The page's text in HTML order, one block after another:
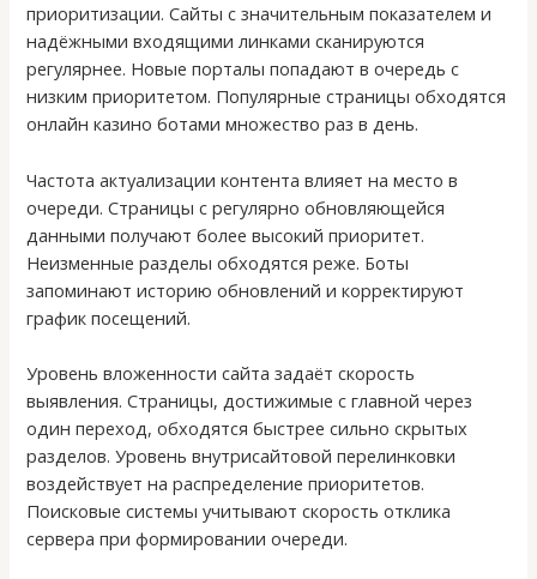
приоритизации. Сайты с значительным показателем и
надёжными входящими линками сканируются
регулярнее. Новые порталы попадают в очередь с
низким приоритетом. Популярные страницы обходятся
онлайн казино ботами множество раз в день.
Частота актуализации контента влияет на место в
очереди. Страницы с регулярно обновляющейся
данными получают более высокий приоритет.
Неизменные разделы обходятся реже. Боты
запоминают историю обновлений и корректируют
график посещений.
Уровень вложенности сайта задаёт скорость
выявления. Страницы, достижимые с главной через
один переход, обходятся быстрее сильно скрытых
разделов. Уровень внутрисайтовой перелинковки
воздействует на распределение приоритетов.
Поисковые системы учитывают скорость отклика
сервера при формировании очереди.